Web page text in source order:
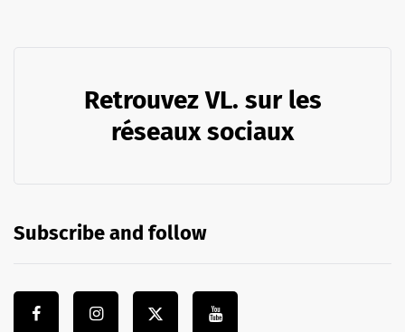
Retrouvez VL. sur les
réseaux sociaux
Subscribe and follow